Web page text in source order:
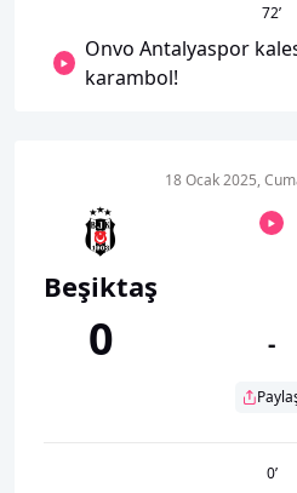
72’
Onvo Antalyaspor
karambol!
Beşiktaş
0
18 Ocak 2025,
-
0’